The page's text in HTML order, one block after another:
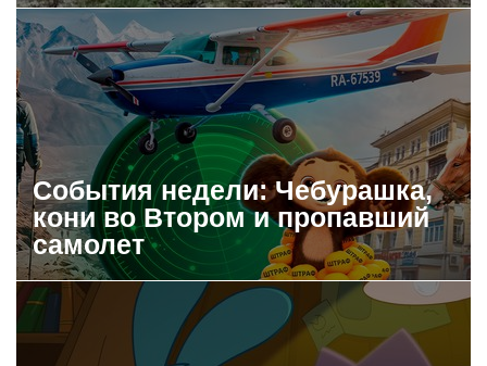
События недели: Чебурашка,
кони во Втором и пропавший
самолет